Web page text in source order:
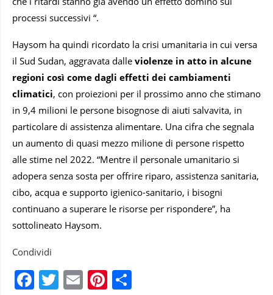
processi successivi “.
Haysom ha quindi ricordato la crisi umanitaria in cui versa
il Sud Sudan, aggravata dalle violenze in atto in alcune
regioni così come dagli effetti dei cambiamenti
climatici, con proiezioni per il prossimo anno che stimano
in 9,4 milioni le persone bisognose di aiuti salvavita, in
particolare di assistenza alimentare. Una cifra che segnala
un aumento di quasi mezzo milione di persone rispetto
alle stime nel 2022. “Mentre il personale umanitario si
adopera senza sosta per offrire riparo, assistenza sanitaria,
cibo, acqua e supporto igienico-sanitario, i bisogni
continuano a superare le risorse per rispondere”, ha
sottolineato Haysom.
Condividi
Facebook
Twitter
EmailPinterest